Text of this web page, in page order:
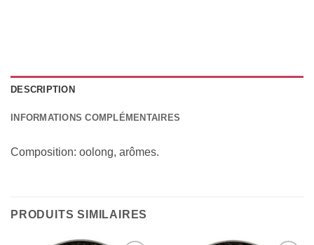
DESCRIPTION
INFORMATIONS COMPLÉMENTAIRES
Composition: oolong, arômes.
PRODUITS SIMILAIRES